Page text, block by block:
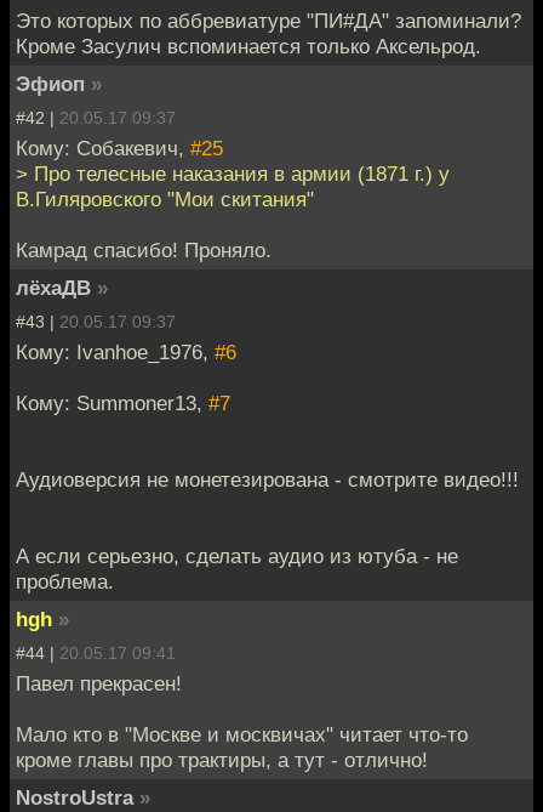
Это которых по аббревиатуре "ПИ#ДА" запоминали?
Кроме Засулич вспоминается только Аксельрод.
Эфиоп »
#42 | 20.05.17 09:37
Кому: Собакевич, #25
> Про телесные наказания в армии (1871 г.) у
В.Гиляровского "Мои скитания"
Камрад спасибо! Проняло.
лёхаДВ »
#43 | 20.05.17 09:37
Кому: Ivanhoe_1976, #6
Кому: Summoner13, #7
Аудиоверсия не монетезирована - смотрите видео!!!
А если серьезно, сделать аудио из ютуба - не
проблема.
hgh »
#44 | 20.05.17 09:41
Павел прекрасен!
Мало кто в "Москве и москвичах" читает что-то
кроме главы про трактиры, а тут - отлично!
NostroUstra »